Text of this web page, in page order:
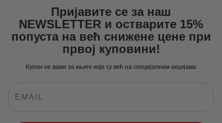
Пријавите се за наш
NEWSLETTER и остварите 15%
попуста на већ снижене цене при
првој куповини!
Купон не важи за књиге које су већ на специјалним акцијама